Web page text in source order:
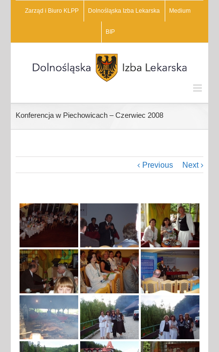
Zarząd i Biuro KLPP Dolnośląska Izba Lekarska Medium
BIP
Konferencja w Piechowicach – Czerwiec 2008
Previous Next